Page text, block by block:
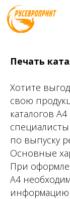
8 (800)
Печать
Хотите
свою
каталогов
по выпуску
Основные
При
А4
информацию